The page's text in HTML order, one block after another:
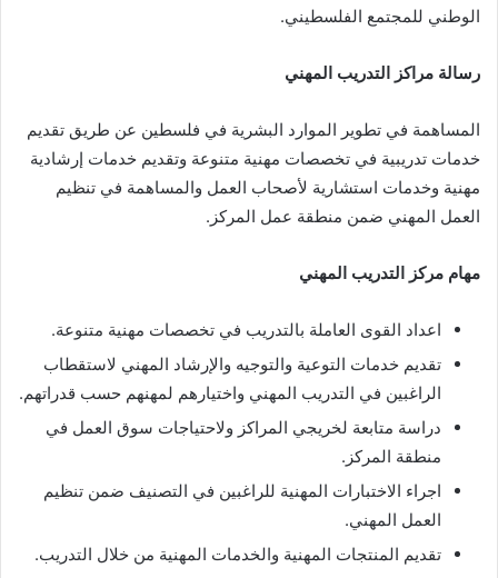
الوطني للمجتمع الفلسطيني.
رسالة مراكز التدريب المهني
المساهمة في تطوير الموارد البشرية في فلسطين عن طريق تقديم
خدمات تدريبية في تخصصات مهنية متنوعة وتقديم خدمات إرشادية
مهنية وخدمات استشارية لأصحاب العمل والمساهمة في تنظيم
العمل المهني ضمن منطقة عمل المركز.
مهام مركز التدريب المهني
اعداد القوى العاملة بالتدريب في تخصصات مهنية متنوعة.
تقديم خدمات التوعية والتوجيه والإرشاد المهني لاستقطاب
الراغبين في التدريب المهني واختيارهم لمهنهم حسب قدراتهم.
دراسة متابعة لخريجي المراكز ولاحتياجات سوق العمل في
منطقة المركز.
اجراء الاختبارات المهنية للراغبين في التصنيف ضمن تنظيم
العمل المهني.
تقديم المنتجات المهنية والخدمات المهنية من خلال التدريب.